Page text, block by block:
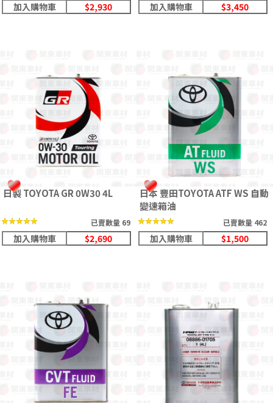
加入購物車 $2,930 加入購物車 $3,450
日製 TOYOTA GR 0W30 4L
★★★★★
★★★★★ 已賣數量 69
加入購物車 $2,690
日本 豐田TOYOTA ATF WS 自動
變速箱油
★★★★★
★★★★★ 已賣數量 462
加入購物車 $1,500